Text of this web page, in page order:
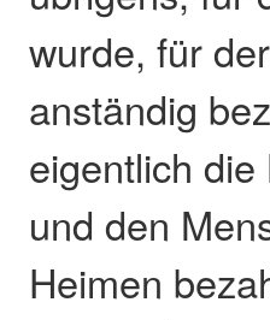
wurde, für
anständig
eigentlich
und den
Heimen